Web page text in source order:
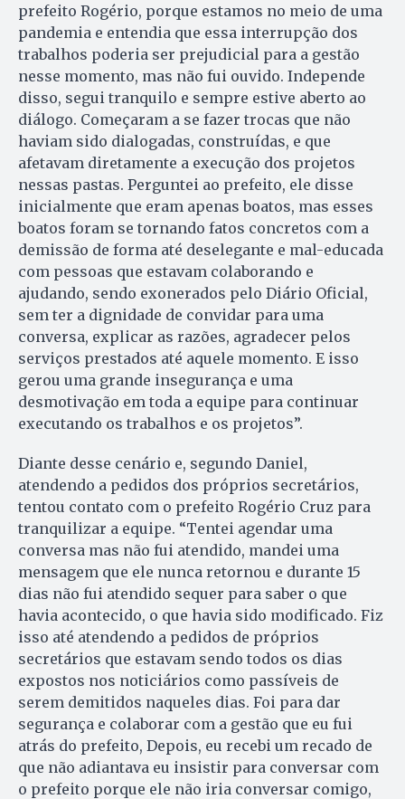
prefeito Rogério, porque estamos no meio de uma
pandemia e entendia que essa interrupção dos
trabalhos poderia ser prejudicial para a gestão
nesse momento, mas não fui ouvido. Independe
disso, segui tranquilo e sempre estive aberto ao
diálogo. Começaram a se fazer trocas que não
haviam sido dialogadas, construídas, e que
afetavam diretamente a execução dos projetos
nessas pastas. Perguntei ao prefeito, ele disse
inicialmente que eram apenas boatos, mas esses
boatos foram se tornando fatos concretos com a
demissão de forma até deselegante e mal-educada
com pessoas que estavam colaborando e
ajudando, sendo exonerados pelo Diário Oficial,
sem ter a dignidade de convidar para uma
conversa, explicar as razões, agradecer pelos
serviços prestados até aquele momento. E isso
gerou uma grande insegurança e uma
desmotivação em toda a equipe para continuar
executando os trabalhos e os projetos”.
Diante desse cenário e, segundo Daniel,
atendendo a pedidos dos próprios secretários,
tentou contato com o prefeito Rogério Cruz para
tranquilizar a equipe. “Tentei agendar uma
conversa mas não fui atendido, mandei uma
mensagem que ele nunca retornou e durante 15
dias não fui atendido sequer para saber o que
havia acontecido, o que havia sido modificado. Fiz
isso até atendendo a pedidos de próprios
secretários que estavam sendo todos os dias
expostos nos noticiários como passíveis de
serem demitidos naqueles dias. Foi para dar
segurança e colaborar com a gestão que eu fui
atrás do prefeito, Depois, eu recebi um recado de
que não adiantava eu insistir para conversar com
o prefeito porque ele não iria conversar comigo,